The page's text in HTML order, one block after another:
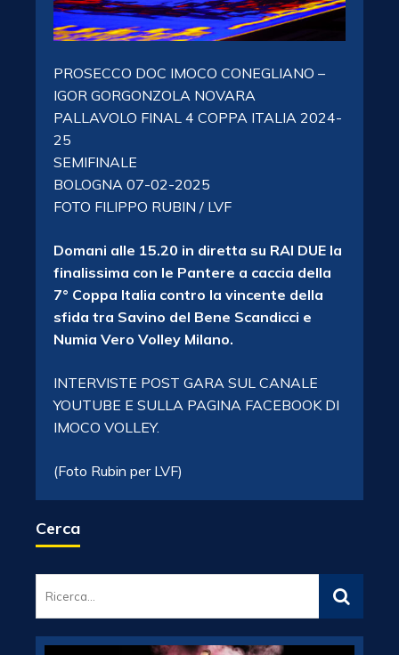
PROSECCO DOC IMOCO CONEGLIANO –
IGOR GORGONZOLA NOVARA
PALLAVOLO FINAL 4 COPPA ITALIA 2024-
25
SEMIFINALE
BOLOGNA 07-02-2025
FOTO FILIPPO RUBIN / LVF
Domani alle 15.20 in diretta su RAI DUE la
finalissima con le Pantere a caccia della
7° Coppa Italia contro la vincente della
sfida tra Savino del Bene Scandicci e
Numia Vero Volley Milano.
INTERVISTE POST GARA SUL CANALE
YOUTUBE E SULLA PAGINA FACEBOOK DI
IMOCO VOLLEY.
(Foto Rubin per LVF)
Cerca